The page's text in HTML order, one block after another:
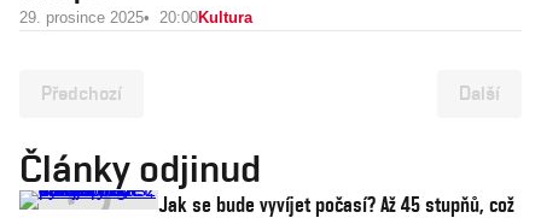
29. prosince 2025 20:00Kultura
Předchozí Další
Články odjinud
Jak se bude vyvíjet počasí? Až 45 stupňů, což